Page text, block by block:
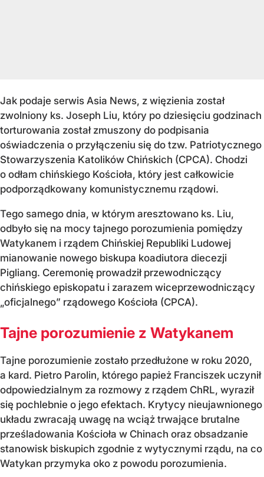
Jak podaje serwis Asia News, z więzienia został
zwolniony ks. Joseph Liu, który po dziesięciu godzinach
torturowania został zmuszony do podpisania
oświadczenia o przyłączeniu się do tzw. Patriotycznego
Stowarzyszenia Katolików Chińskich (CPCA). Chodzi
o odłam chińskiego Kościoła, który jest całkowicie
podporządkowany komunistycznemu rządowi.
Tego samego dnia, w którym aresztowano ks. Liu,
odbyło się na mocy tajnego porozumienia pomiędzy
Watykanem i rządem Chińskiej Republiki Ludowej
mianowanie nowego biskupa koadiutora diecezji
Pigliang. Ceremonię prowadził przewodniczący
chińskiego episkopatu i zarazem wiceprzewodniczący
„oficjalnego” rządowego Kościoła (CPCA).
Tajne porozumienie z Watykanem
Tajne porozumienie zostało przedłużone w roku 2020,
a kard. Pietro Parolin, którego papież Franciszek uczynił
odpowiedzialnym za rozmowy z rządem ChRL, wyraził
się pochlebnie o jego efektach. Krytycy nieujawnionego
układu zwracają uwagę na wciąż trwające brutalne
prześladowania Kościoła w Chinach oraz obsadzanie
stanowisk biskupich zgodnie z wytycznymi rządu, na co
Watykan przymyka oko z powodu porozumienia.